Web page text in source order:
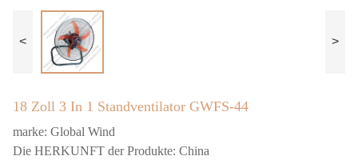
< >
18 Zoll 3 In 1 Standventilator GWFS-44
marke: Global Wind
Die HERKUNFT der Produkte: China